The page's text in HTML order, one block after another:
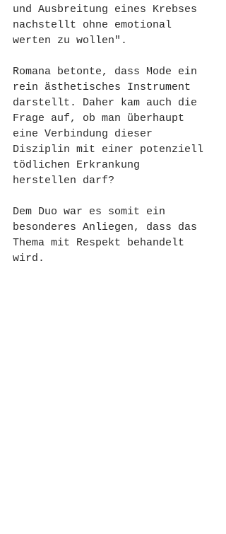
und Ausbreitung eines Krebses
nachstellt ohne emotional
werten zu wollen".
Romana betonte, dass Mode ein
rein ästhetisches Instrument
darstellt. Daher kam auch die
Frage auf, ob man überhaupt
eine Verbindung dieser
Disziplin mit einer potenziell
tödlichen Erkrankung
herstellen darf?
Dem Duo war es somit ein
besonderes Anliegen, dass das
Thema mit Respekt behandelt
wird.